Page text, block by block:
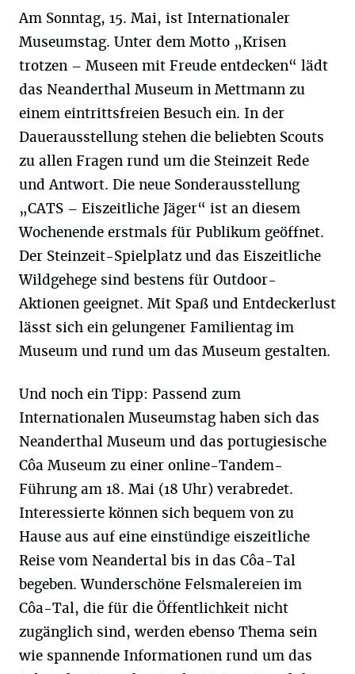
Am Sonntag, 15. Mai, ist Internationaler
Museumstag. Unter dem Motto „Krisen
trotzen – Museen mit Freude entdecken“ lädt
das Neanderthal Museum in Mettmann zu
einem eintrittsfreien Besuch ein. In der
Dauerausstellung stehen die beliebten Scouts
zu allen Fragen rund um die Steinzeit Rede
und Antwort. Die neue Sonderausstellung
„CATS – Eiszeitliche Jäger“ ist an diesem
Wochenende erstmals für Publikum geöffnet.
Der Steinzeit-Spielplatz und das Eiszeitliche
Wildgehege sind bestens für Outdoor-
Aktionen geeignet. Mit Spaß und Entdeckerlust
lässt sich ein gelungener Familientag im
Museum und rund um das Museum gestalten.
Und noch ein Tipp: Passend zum
Internationalen Museumstag haben sich das
Neanderthal Museum und das portugiesische
Côa Museum zu einer online-Tandem-
Führung am 18. Mai (18 Uhr) verabredet.
Interessierte können sich bequem von zu
Hause aus auf eine einstündige eiszeitliche
Reise vom Neandertal bis in das Côa-Tal
begeben. Wunderschöne Felsmalereien im
Côa-Tal, die für die Öffentlichkeit nicht
zugänglich sind, werden ebenso Thema sein
wie spannende Informationen rund um das